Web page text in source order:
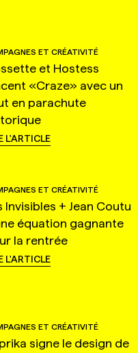
ET CRÉATIVITÉ
et Hostess
«Craze» avec un
en parachute
L'ARTICLE
ET CRÉATIVITÉ
Invisibles + Jean Coutu
équation gagnante
la rentrée
L'ARTICLE
ET CRÉATIVITÉ
signe le design de